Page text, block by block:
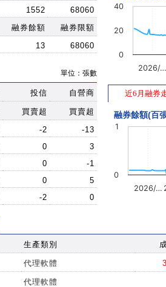
1552
68060
融券餘額
融券限額
13 68060
單位：張數
投信 自營商
買賣超
買賣超
-2
-13
0
3
0
-1
0
5
-2 0
2026/
0
20
40
近6月融券
融券餘額(百
2026/…
0
1
生產類別
代理軟體
代理軟體